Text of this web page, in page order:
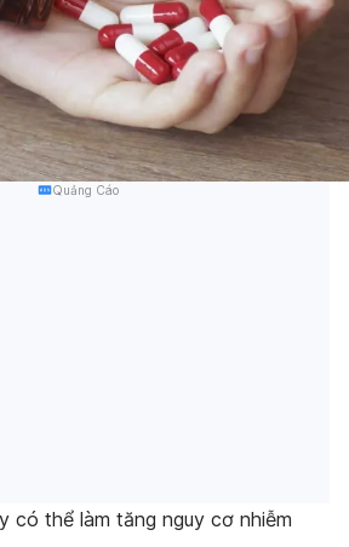
Quảng Cáo
có thể làm tăng nguy cơ nhiễm